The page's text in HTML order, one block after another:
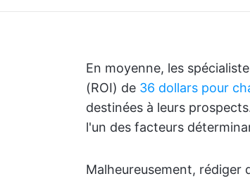
En moyenne, les
(ROI) de 36 dollars pour
destinées à leurs
l'un des facteurs
Malheureusement, rédiger